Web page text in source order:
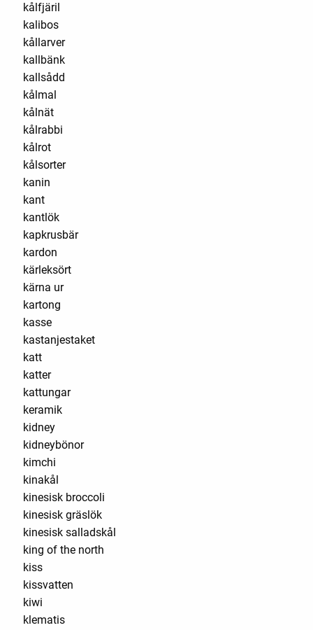
kålfjäril
kalibos
kållarver
kallbänk
kallsådd
kålmal
kålnät
kålrabbi
kålrot
kålsorter
kanin
kant
kantlök
kapkrusbär
kardon
kärleksört
kärna ur
kartong
kasse
kastanjestaket
katt
katter
kattungar
keramik
kidney
kidneybönor
kimchi
kinakål
kinesisk broccoli
kinesisk gräslök
kinesisk salladskål
king of the north
kiss
kissvatten
kiwi
klematis